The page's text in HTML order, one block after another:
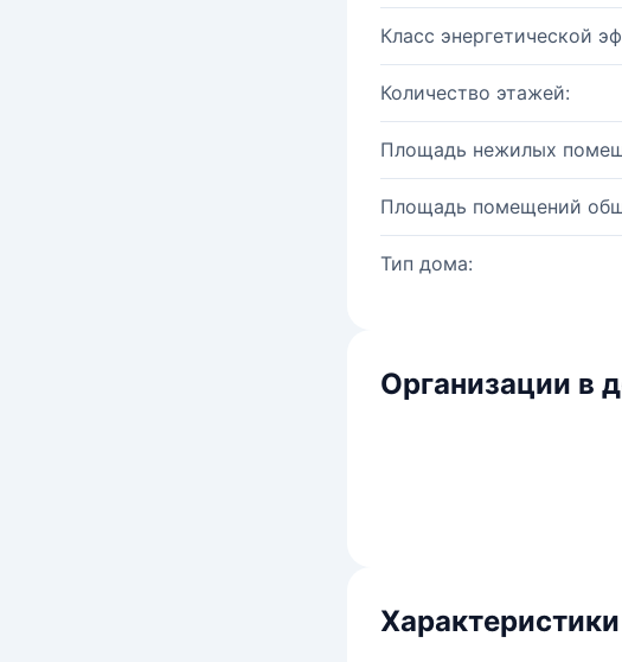
Класс энергетической
Количество этажей:
Площадь нежилых
Площадь помещений
Тип дома:
Организации в
Характеристики